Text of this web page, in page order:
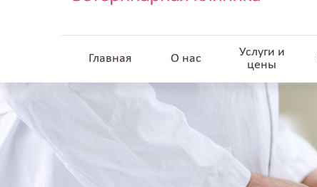
Главная О нас
Услуги и
цены